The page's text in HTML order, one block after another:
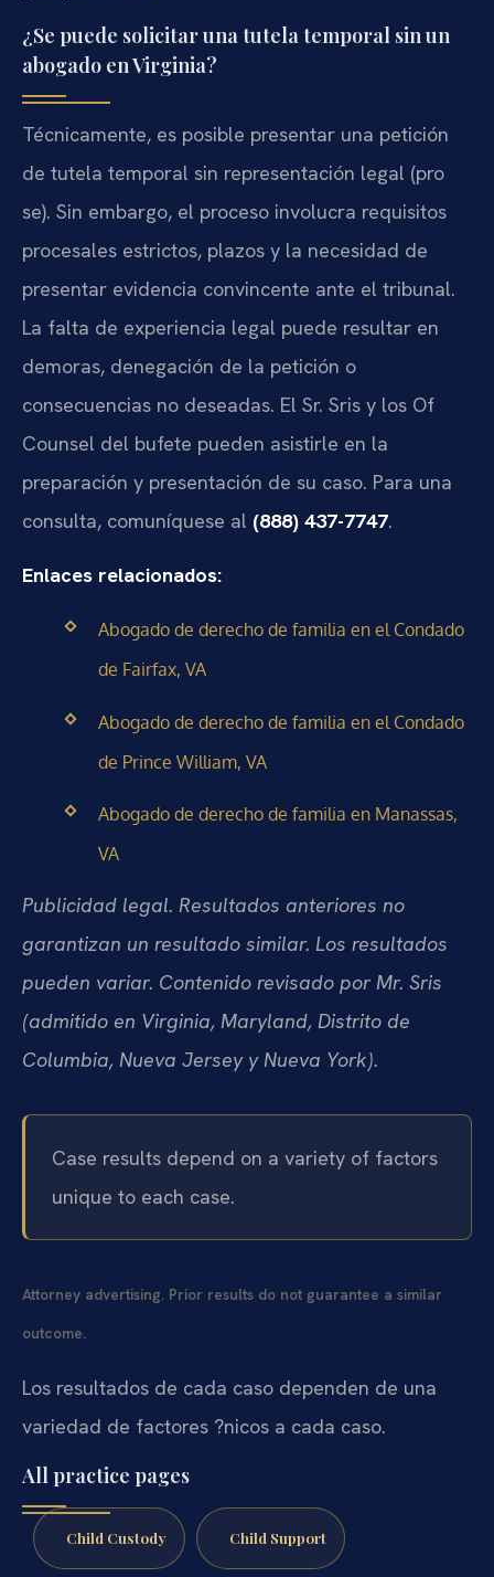
¿Se puede solicitar una tutela temporal sin un
abogado en Virginia?
Técnicamente, es posible presentar una petición
de tutela temporal sin representación legal (pro
se). Sin embargo, el proceso involucra requisitos
procesales estrictos, plazos y la necesidad de
presentar evidencia convincente ante el tribunal.
La falta de experiencia legal puede resultar en
demoras, denegación de la petición o
consecuencias no deseadas. El Sr. Sris y los Of
Counsel del bufete pueden asistirle en la
preparación y presentación de su caso. Para una
consulta, comuníquese al (888) 437-7747.
Enlaces relacionados:
Abogado de derecho de familia en el Condado
de Fairfax, VA
Abogado de derecho de familia en el Condado
de Prince William, VA
Abogado de derecho de familia en Manassas,
VA
Publicidad legal. Resultados anteriores no
garantizan un resultado similar. Los resultados
pueden variar. Contenido revisado por Mr. Sris
(admitido en Virginia, Maryland, Distrito de
Columbia, Nueva Jersey y Nueva York).
Case results depend on a variety of factors
unique to each case.
Attorney advertising. Prior results do not guarantee a similar
outcome.
Los resultados de cada caso dependen de una
variedad de factores ?nicos a cada caso.
All practice pages
Child Custody Child Support